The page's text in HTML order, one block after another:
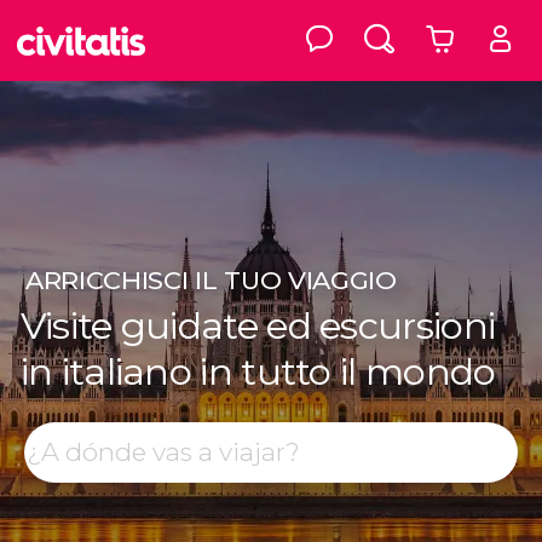
ARRICCHISCIIL TUO VIAGGIO
Visite guidate ed escursioni
in italiano in tutto il mondo
Cerca
Top destinazioni